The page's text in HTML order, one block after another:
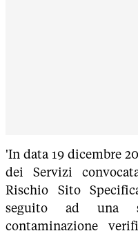
'In data 19 dicembre
dei Servizi
Rischio Sito
seguito ad una
contaminazione